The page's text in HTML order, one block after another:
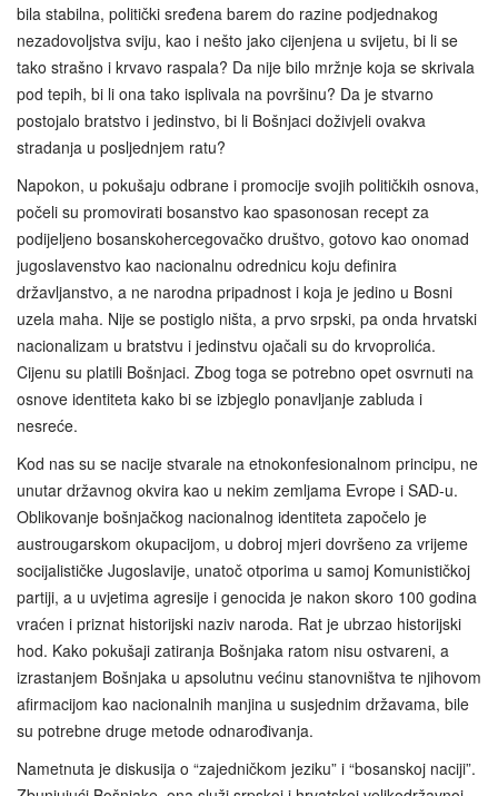
bila stabilna, politički sređena barem do razine podjednakog
nezadovoljstva sviju, kao i nešto jako cijenjena u svijetu, bi li se
tako strašno i krvavo raspala? Da nije bilo mržnje koja se skrivala
pod tepih, bi li ona tako isplivala na površinu? Da je stvarno
postojalo bratstvo i jedinstvo, bi li Bošnjaci doživjeli ovakva
stradanja u posljednjem ratu?
Napokon, u pokušaju odbrane i promocije svojih političkih osnova,
počeli su promovirati bosanstvo kao spasonosan recept za
podijeljeno bosanskohercegovačko društvo, gotovo kao onomad
jugoslavenstvo kao nacionalnu odrednicu koju definira
državljanstvo, a ne narodna pripadnost i koja je jedino u Bosni
uzela maha. Nije se postiglo ništa, a prvo srpski, pa onda hrvatski
nacionalizam u bratstvu i jedinstvu ojačali su do krvoprolića.
Cijenu su platili Bošnjaci. Zbog toga se potrebno opet osvrnuti na
osnove identiteta kako bi se izbjeglo ponavljanje zabluda i
nesreće.
Kod nas su se nacije stvarale na etnokonfesionalnom principu, ne
unutar državnog okvira kao u nekim zemljama Evrope i SAD-u.
Oblikovanje bošnjačkog nacionalnog identiteta započelo je
austrougarskom okupacijom, u dobroj mjeri dovršeno za vrijeme
socijalističke Jugoslavije, unatoč otporima u samoj Komunističkoj
partiji, a u uvjetima agresije i genocida je nakon skoro 100 godina
vraćen i priznat historijski naziv naroda. Rat je ubrzao historijski
hod. Kako pokušaji zatiranja Bošnjaka ratom nisu ostvareni, a
izrastanjem Bošnjaka u apsolutnu većinu stanovništva te njihovom
afirmacijom kao nacionalnih manjina u susjednim državama, bile
su potrebne druge metode odnarođivanja.
Nametnuta je diskusija o “zajedničkom jeziku” i “bosanskoj naciji”.